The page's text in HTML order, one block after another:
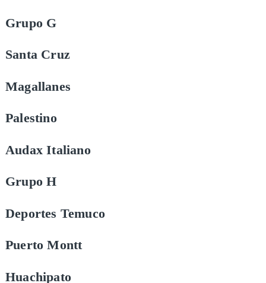
Grupo G
Santa Cruz
Magallanes
Palestino
Audax Italiano
Grupo H
Deportes Temuco
Puerto Montt
Huachipato